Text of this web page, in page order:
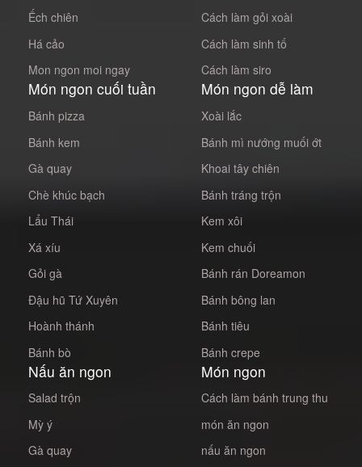
Ếch chiên
Há cảo
Mon ngon moi ngay
Cách làm gỏi xoài
Cách làm sinh tố
Cách làm siro
Món ngon cuối tuần
Bánh pizza
Bánh kem
Gà quay
Chè khúc bạch
Lẩu Thái
Xá xíu
Gỏi gà
Đậu hũ Tứ Xuyên
Hoành thánh
Bánh bò
Món ngon dễ làm
Xoài lắc
Bánh mì nướng muối ớt
Khoai tây chiên
Bánh tráng trộn
Kem xôi
Kem chuối
Bánh rán Doreamon
Bánh bông lan
Bánh tiêu
Bánh crepe
Nấu ăn ngon
Salad trộn
Mỳ ý
Gà quay
Món ngon
Cách làm bánh trung thu
món ăn ngon
nấu ăn ngon